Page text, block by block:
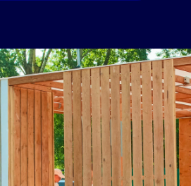
СТЕНДА ДЛЯ ФЕДЕРАЛЬНОЙ
баннеры, флагшток, аппликации на стену